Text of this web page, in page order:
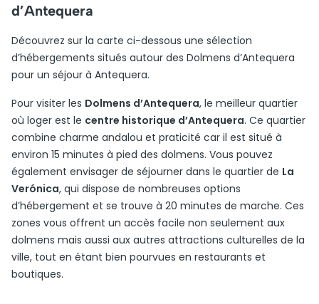
d’Antequera
Découvrez sur la carte ci-dessous une sélection
d’hébergements situés autour des Dolmens d’Antequera
pour un séjour à Antequera.
Pour visiter les Dolmens d’Antequera, le meilleur quartier
où loger est le centre historique d’Antequera. Ce quartier
combine charme andalou et praticité car il est situé à
environ 15 minutes à pied des dolmens. Vous pouvez
également envisager de séjourner dans le quartier de La
Verónica, qui dispose de nombreuses options
d’hébergement et se trouve à 20 minutes de marche. Ces
zones vous offrent un accès facile non seulement aux
dolmens mais aussi aux autres attractions culturelles de la
ville, tout en étant bien pourvues en restaurants et
boutiques.